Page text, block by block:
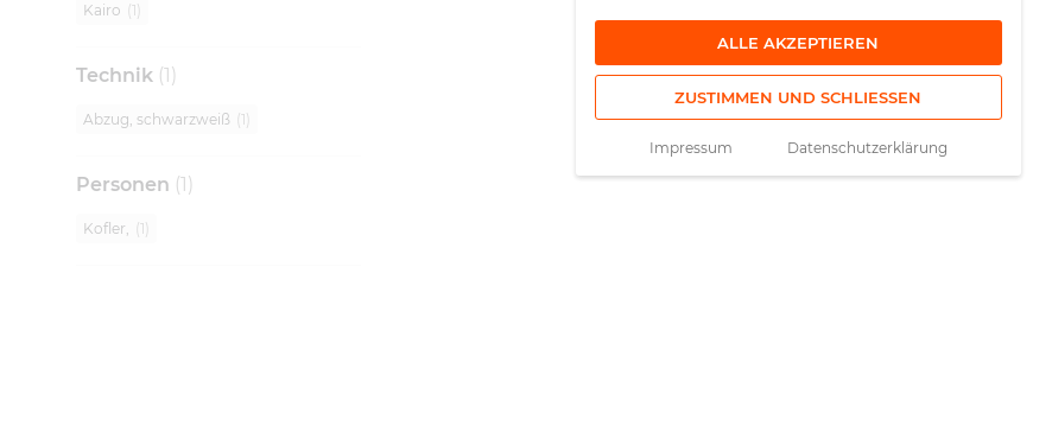
Kairo (1
Technik (1)
Abzug, schwarzweiß (1
Personen (1)
Kofler, (1
ALLE AKZEPTIEREN
ZUSTIMMEN UND SCHLIESSEN
Impressum Datenschutzerklärung